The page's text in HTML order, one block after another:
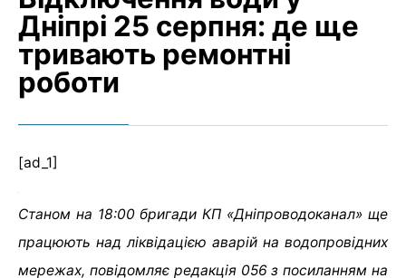
Дніпрі 25 серпня: де ще
тривають ремонтні
роботи
[ad_1]
Станом на 18:00 бригади КП «Дніпроводоканал» ще
працюють над ліквідацією аварій на водопровідних
мережах, повідомляє редакція 056 з посиланням на